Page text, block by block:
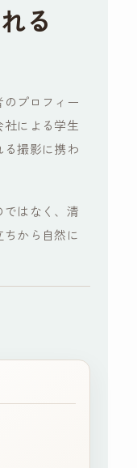
る
プロフィー
による学生
撮影に携わ
はなく、清
から自然に